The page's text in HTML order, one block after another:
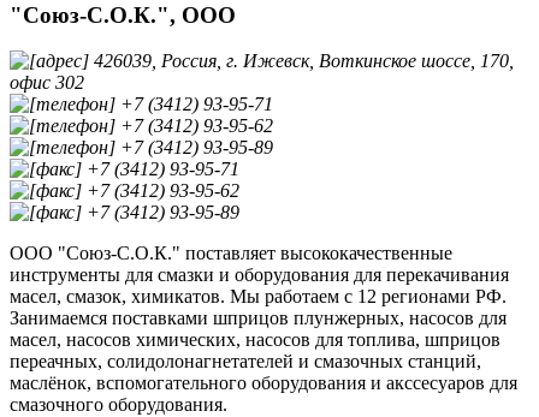
"Союз-С.О.К.", ООО
426039, Россия, г. Ижевск, Воткинское шоссе, 170,
офис 302
+7 (3412) 93-95-71
+7 (3412) 93-95-62
+7 (3412) 93-95-89
+7 (3412) 93-95-71
+7 (3412) 93-95-62
+7 (3412) 93-95-89
ООО "Союз-С.О.К." поставляет высококачественные
инструменты для смазки и оборудования для перекачивания
масел, смазок, химикатов. Мы работаем с 12 регионами РФ.
Занимаемся поставками шприцов плунжерных, насосов для
масел, насосов химических, насосов для топлива, шприцов
переачных, солидолонагнетателей и смазочных станций,
маслёнок, вспомогательного оборудования и акссесуаров для
смазочного оборудования.